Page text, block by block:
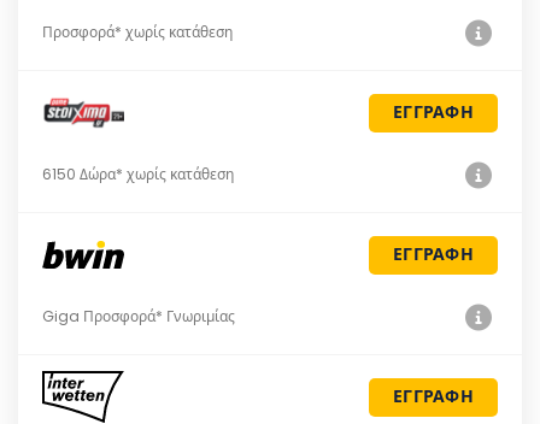
Προσφορά* χωρίς κατάθεση
ΕΓΓΡΑΦΗ
6150 Δώρα* χωρίς κατάθεση
ΕΓΓΡΑΦΗ
Giga Προσφορά* Γνωριμίας
ΕΓΓΡΑΦΗ